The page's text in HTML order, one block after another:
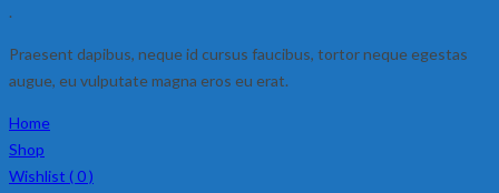
.
Praesent dapibus, neque id cursus faucibus, tortor neque egestas
augue, eu vulputate magna eros eu erat.
Home
Shop
Wishlist (0)